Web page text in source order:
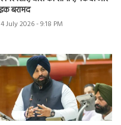
बरामद
4 July 2026 - 9:18 PM